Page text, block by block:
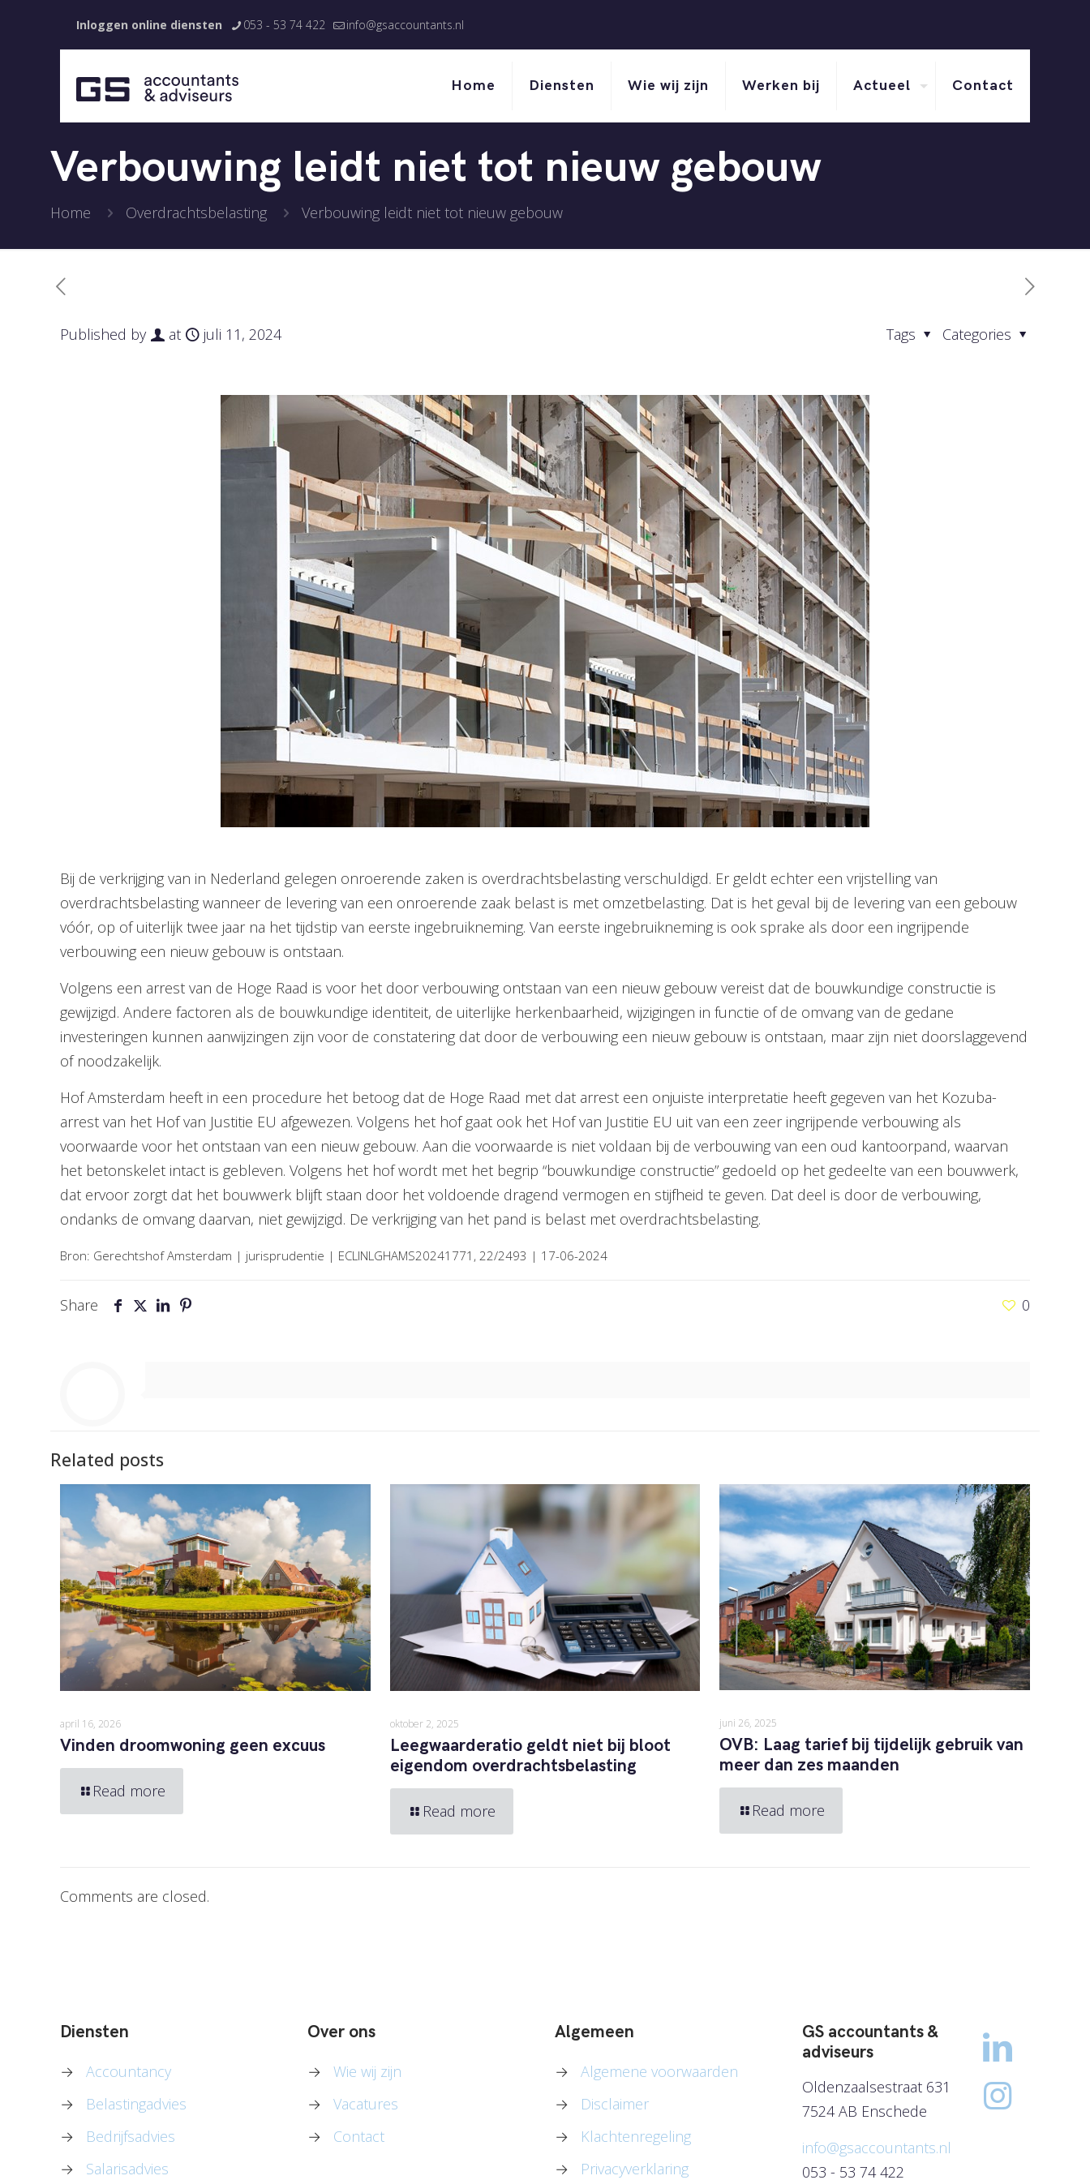
Inloggen online diensten 053 - 53 74 422 info@gsaccountants.nl
Home Diensten Wie wij zijn Werken bij Actueel Contact
Verbouwing leidt niet tot nieuw gebouw
Home Overdrachtsbelasting Verbouwing leidt niet tot nieuw gebouw
Published by at juli 11, 2024 Categories
Tags
Bij de verkrijging van in Nederland gelegen onroerende zaken is overdrachtsbelasting verschuldigd. Er geldt echter een vrijstelling van
overdrachtsbelasting wanneer de levering van een onroerende zaak belast is met omzetbelasting. Dat is het geval bij de levering van een gebouw
vóór, op of uiterlijk twee jaar na het tijdstip van eerste ingebruikneming. Van eerste ingebruikneming is ook sprake als door een ingrijpende
verbouwing een nieuw gebouw is ontstaan.
Volgens een arrest van de Hoge Raad is voor het door verbouwing ontstaan van een nieuw gebouw vereist dat de bouwkundige constructie is
gewijzigd. Andere factoren als de bouwkundige identiteit, de uiterlijke herkenbaarheid, wijzigingen in functie of de omvang van de gedane
investeringen kunnen aanwijzingen zijn voor de constatering dat door de verbouwing een nieuw gebouw is ontstaan, maar zijn niet doorslaggevend
of noodzakelijk.
Hof Amsterdam heeft in een procedure het betoog dat de Hoge Raad met dat arrest een onjuiste interpretatie heeft gegeven van het Kozuba-
arrest van het Hof van Justitie EU afgewezen. Volgens het hof gaat ook het Hof van Justitie EU uit van een zeer ingrijpende verbouwing als
voorwaarde voor het ontstaan van een nieuw gebouw. Aan die voorwaarde is niet voldaan bij de verbouwing van een oud kantoorpand, waarvan
het betonskelet intact is gebleven. Volgens het hof wordt met het begrip “bouwkundige constructie” gedoeld op het gedeelte van een bouwwerk,
dat ervoor zorgt dat het bouwwerk blijft staan door het voldoende dragend vermogen en stijfheid te geven. Dat deel is door de verbouwing,
ondanks de omvang daarvan, niet gewijzigd. De verkrijging van het pand is belast met overdrachtsbelasting.
Bron: Gerechtshof Amsterdam | jurisprudentie | ECLINLGHAMS20241771, 22/2493 | 17-06-2024
Share 0
Related posts
april 16, 2026
Vinden droomwoning geen excuus
Read more
oktober 2, 2025
Leegwaarderatio geldt niet bij bloot
eigendom overdrachtsbelasting
Read more
juni 26, 2025
OVB: Laag tarief bij tijdelijk gebruik van
meer dan zes maanden
Read more
Comments are closed.
Diensten
→
Accountancy
→
Belastingadvies
→
Bedrijfsadvies
→
Salarisadvies
Over ons
→
Wie wij zijn
→
Vacatures
→
Contact
Algemeen
→
Algemene voorwaarden
→
Disclaimer
→
Klachtenregeling
→
Privacyverklaring
GS accountants &
adviseurs
Oldenzaalsestraat 631
7524 AB Enschede
info@gsaccountants.nl
053 - 53 74 422